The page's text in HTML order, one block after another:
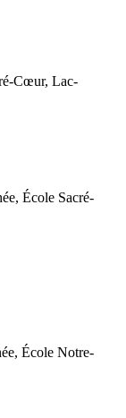
Cœur, Lac-
École Sacré-
École Notre-